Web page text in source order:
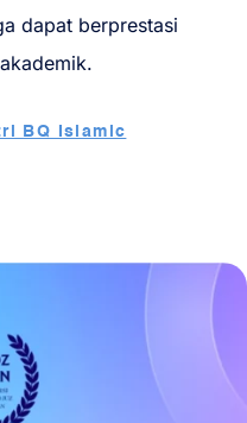
dapat berprestasi
BQ Islamic